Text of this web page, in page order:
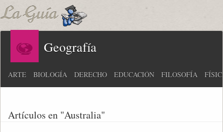
Geografía
ARTE BIOLOGÍA DERECHO EDUCACIÓN FILOSOFÍA
Artículos en "Australia"